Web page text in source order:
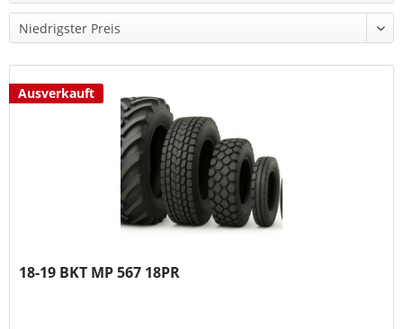
Ausverkauft
18-19 BKT MP 567 18PR